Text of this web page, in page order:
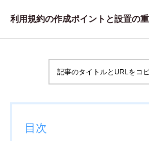
制作実績
お問い合わせ
RECRUIT
採用・応募
BLOG
利用規約の作成ポイントと設置の
記事のタイトルとURLをコ
目次